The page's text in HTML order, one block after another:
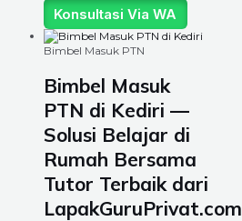
Konsultasi Via WA
Bimbel Masuk PTN
Bimbel Masuk
PTN di Kediri —
Solusi Belajar di
Rumah Bersama
Tutor Terbaik dari
LapakGuruPrivat.com